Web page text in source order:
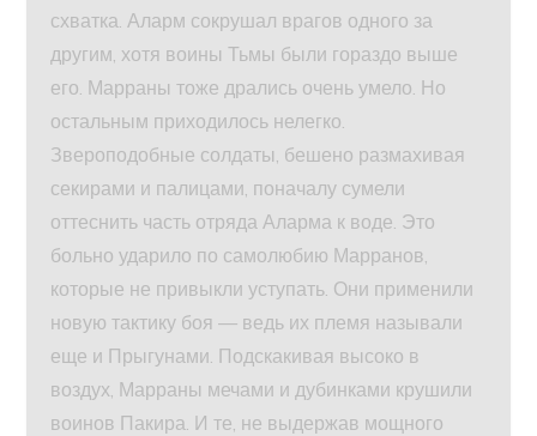
схватка. Аларм сокрушал врагов одного за
другим, хотя воины Тьмы были гораздо выше
его. Марраны тоже дрались очень умело. Но
остальным приходилось нелегко.
Звероподобные солдаты, бешено размахивая
секирами и палицами, поначалу сумели
оттеснить часть отряда Аларма к воде. Это
больно ударило по самолюбию Марранов,
которые не привыкли уступать. Они применили
новую тактику боя — ведь их племя называли
еще и Прыгунами. Подскакивая высоко в
воздух, Марраны мечами и дубинками крушили
воинов Пакира. И те, не выдержав мощного